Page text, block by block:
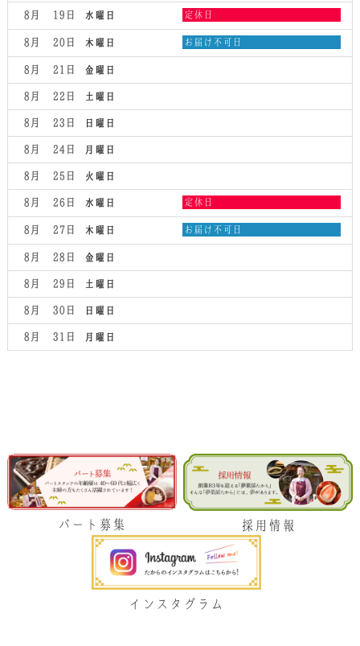
水曜日
8月 19
水
日,
8
2026
定休日
木曜日
8月 20
木
2026
お届け不可日
金曜日
8月 21
土曜日
8月 22
日曜日
8月 23
月曜日
8月 24
火曜日
8月 25
水曜日
8月 26
水
日,
8
2026
定休日
木曜日
8月 27
木
2026
お届け不可日
金曜日
8月 28
土曜日
8月 29
日曜日
8月 30
月曜日
8月 31
パート募集 採用情報
インスタグラム